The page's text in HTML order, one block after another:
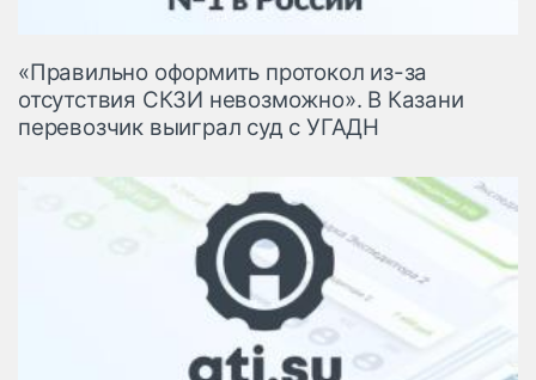
«Правильно оформить протокол из-за
отсутствия СКЗИ невозможно». В Казани
перевозчик выиграл суд с УГАДН